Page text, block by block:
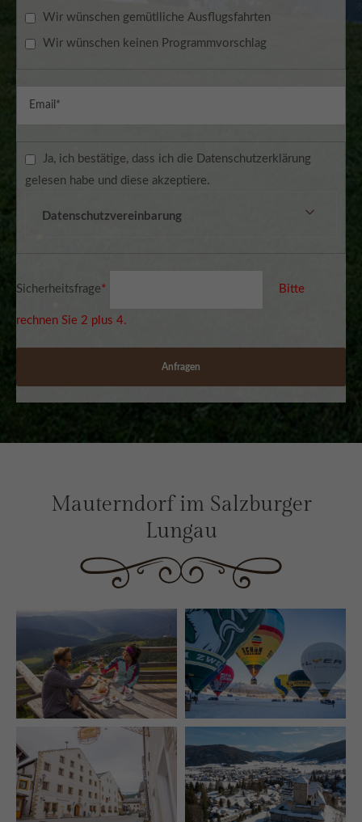
Wir wünschen gemütlliche Ausflugsfahrten
Wir wünschen keinen Programmvorschlag
Ja, ich bestätige, dass ich die Datenschutzerklärung
gelesen habe und diese akzeptiere.
Datenschutzvereinbarung
Sicherheitsfrage* Bitte
rechnen Sie 2 plus 4.
Anfragen
Mauterndorf im Salzburger
Lungau